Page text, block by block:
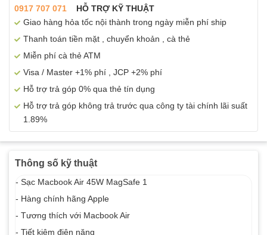
0917 707 071
HỖ TRỢ KỸ THUẬT
Giao hàng hỏa tốc nội thành trong ngày miễn phí ship
Thanh toán tiền mặt , chuyển khoản , cà thẻ
Miễn phí cà thẻ ATM
Visa / Master +1% phí , JCP +2% phí
Hỗ trợ trả góp 0% qua thẻ tín dụng
Hỗ trợ trả góp không trả trước qua công ty tài chính lãi suất
1.89%
Thông số kỹ thuật
- Sạc Macbook Air 45W MagSafe 1
- Hàng chính hãng Apple
- Tương thích với Macbook Air
- Tiết kiệm điện năng